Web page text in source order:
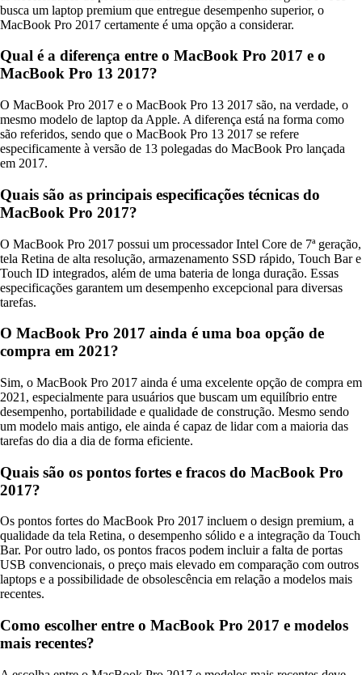
busca um laptop premium que entregue desempenho superior, o
MacBook Pro 2017 certamente é uma opção a considerar.
Qual é a diferença entre o MacBook Pro 2017 e o
MacBook Pro 13 2017?
O MacBook Pro 2017 e o MacBook Pro 13 2017 são, na verdade, o
mesmo modelo de laptop da Apple. A diferença está na forma como
são referidos, sendo que o MacBook Pro 13 2017 se refere
especificamente à versão de 13 polegadas do MacBook Pro lançada
em 2017.
Quais são as principais especificações técnicas do
MacBook Pro 2017?
O MacBook Pro 2017 possui um processador Intel Core de 7ª geração,
tela Retina de alta resolução, armazenamento SSD rápido, Touch Bar e
Touch ID integrados, além de uma bateria de longa duração. Essas
especificações garantem um desempenho excepcional para diversas
tarefas.
O MacBook Pro 2017 ainda é uma boa opção de
compra em 2021?
Sim, o MacBook Pro 2017 ainda é uma excelente opção de compra em
2021, especialmente para usuários que buscam um equilíbrio entre
desempenho, portabilidade e qualidade de construção. Mesmo sendo
um modelo mais antigo, ele ainda é capaz de lidar com a maioria das
tarefas do dia a dia de forma eficiente.
Quais são os pontos fortes e fracos do MacBook Pro
2017?
Os pontos fortes do MacBook Pro 2017 incluem o design premium, a
qualidade da tela Retina, o desempenho sólido e a integração da Touch
Bar. Por outro lado, os pontos fracos podem incluir a falta de portas
USB convencionais, o preço mais elevado em comparação com outros
laptops e a possibilidade de obsolescência em relação a modelos mais
recentes.
Como escolher entre o MacBook Pro 2017 e modelos
mais recentes?